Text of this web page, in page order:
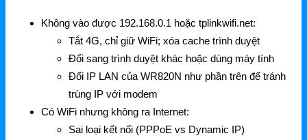
Không vào được 192.168.0.1 hoặc tplinkwifi.net:
Tắt 4G, chỉ giữ WiFi; xóa cache trình duyệt
Đổi sang trình duyệt khác hoặc dùng máy tính
Đổi IP LAN của WR820N như phần trên để tránh
trùng IP với modem
Có WiFi nhưng không ra Internet:
Sai loại kết nối (PPPoE vs Dynamic IP)